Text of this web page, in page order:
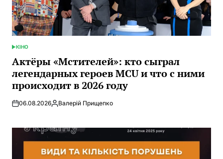
ОПУБЛИКОВАНО
КІНО
Актёры «Мстителей»: кто сыграл
легендарных героев MCU и что с ними
происходит в 2026 году
06.08.2026Запись
Валерій Прищепко